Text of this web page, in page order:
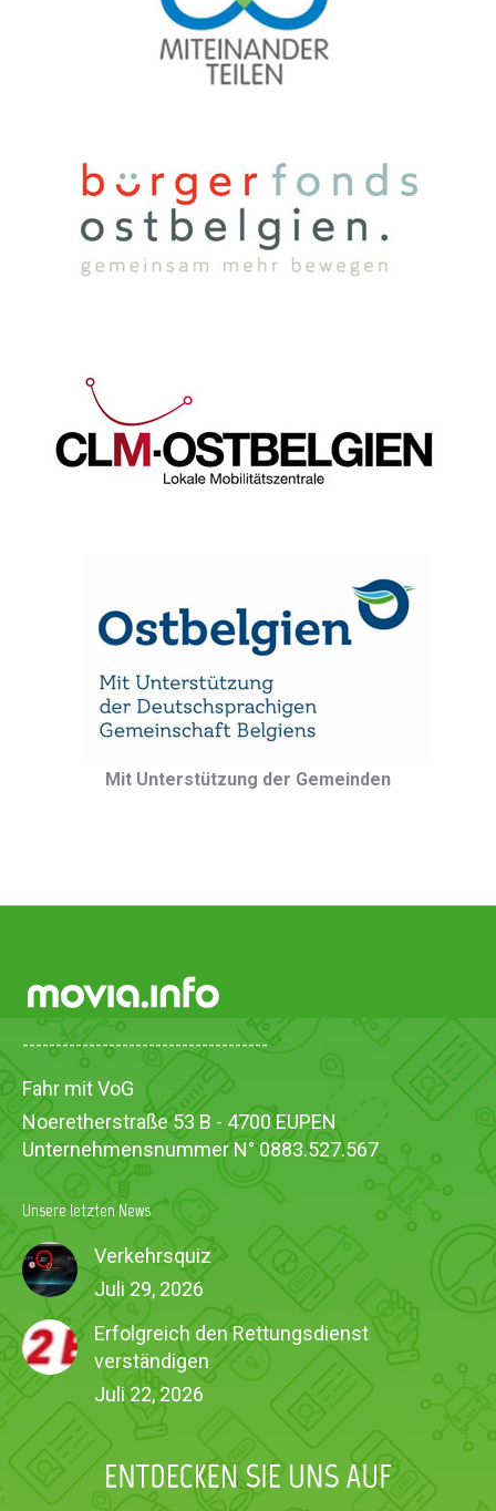
Mit Unterstützung der Gemeinden
-------------------------------------
Fahr mit VoG
Noeretherstraße 53 B - 4700 EUPEN
Unternehmensnummer N° 0883.527.567
Unsere letzten News
Verkehrsquiz
Juli 29, 2026
Erfolgreich den Rettungsdienst
verständigen
Juli 22, 2026